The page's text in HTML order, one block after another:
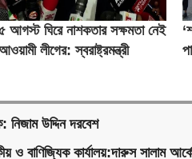
৫ আগস্ট ঘিরে নাশকতার সক্ষমতা নেই
লীগের: স্বরাষ্ট্রমন্ত্রী
নিজাম উদ্দিন দরবেশ
ও বাণিজ্যিক কার্যালয়:দারুস সালাম